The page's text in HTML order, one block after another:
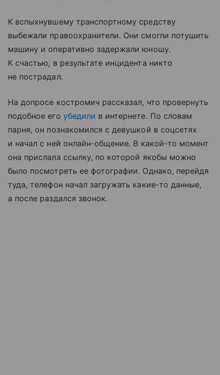
К вспыхнувшему транспортному средству
выбежали правоохранители. Они смогли потушить
машину и оперативно задержали юношу.
К счастью, в результате инцидента никто
не пострадал.
На допросе костромич рассказал, что провернуть
подобное его убедили в интернете. По словам
парня, он познакомился с девушкой в соцсетях
и начал с ней онлайн-общение. В какой-то момент
она прислала ссылку, по которой якобы можно
было посмотреть ее фотографии. Однако, перейдя
туда, телефон начал загружать какие-то данные,
а после раздался звонок.